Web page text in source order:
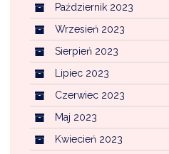
Październik 2023
Wrzesień 2023
Sierpień 2023
Lipiec 2023
Czerwiec 2023
Maj 2023
Kwiecień 2023